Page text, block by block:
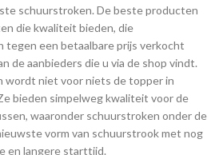
schuurstroken. De beste producten
die kwaliteit bieden, die
tegen een betaalbare prijs verkocht
de aanbieders die u via de shop vindt.
wordt niet voor niets de topper in
bieden simpelweg kwaliteit voor de
waaronder schuurstroken onder de
vorm van schuurstrook met nog
en langere starttijd.